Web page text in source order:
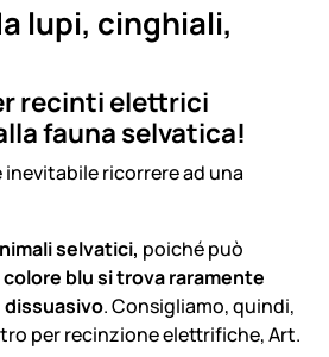
lupi, cinghiali,
recinti elettrici
fauna selvatica!
ricorrere ad una
selvatici, poiché può
colore blu si trova raramente
. Consigliamo, quindi,
per recinzione elettrifiche, Art.